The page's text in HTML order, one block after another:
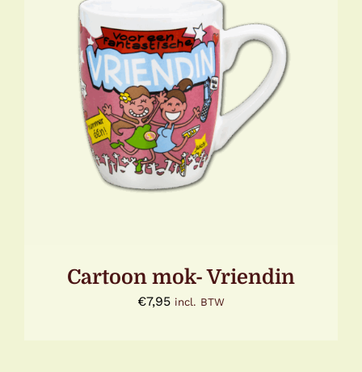
TOEVOEGEN AAN WINKELWAGEN
/
DETAILS
Cartoon mok- Vriendin
€7,95 incl. BTW